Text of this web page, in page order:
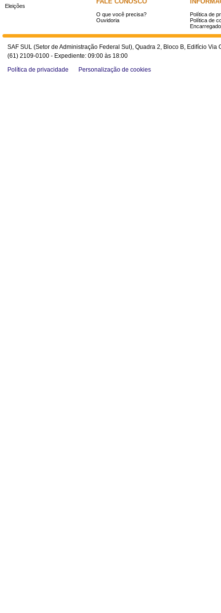
Eleições
O que você precisa?
Ouvidoria
Política de
Política de
SAF SUL (Setor de Administração Federal Sul), Quadra 2, Bloco B, Edifício
(61) 2109-0100 - Expediente: 09:00 às 18:00
Política de privacidade
Personalização de cookies